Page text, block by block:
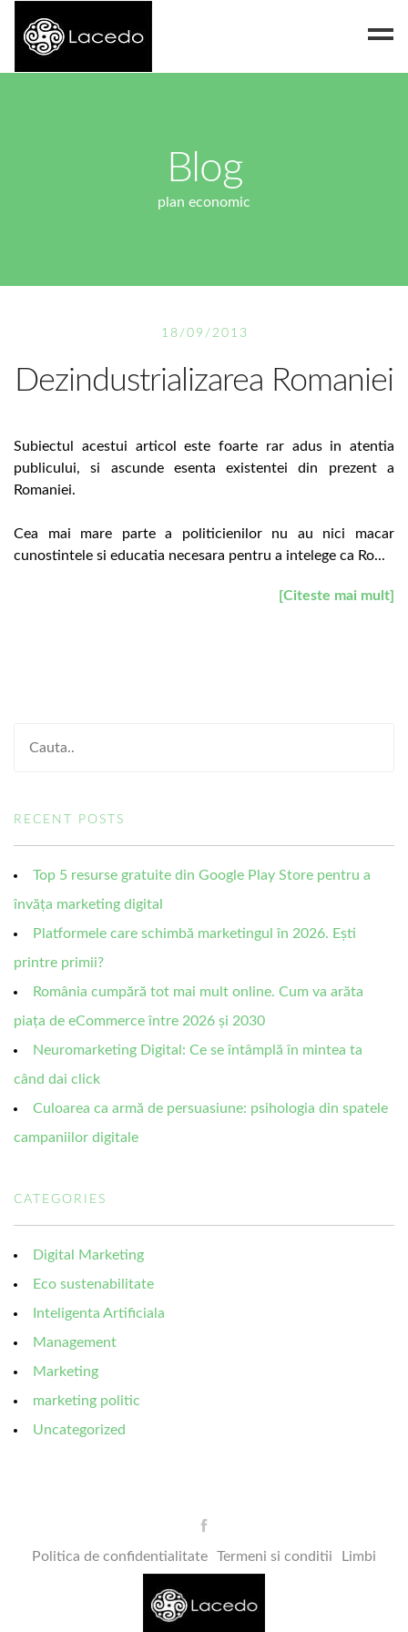
Blog
plan economic
18/09/2013
Dezindustrializarea Romaniei
Subiectul acestui articol este foarte rar adus in atentia
publicului, si ascunde esenta existentei din prezent a
Romaniei.
Cea mai mare parte a politicienilor nu au nici macar
cunostintele si educatia necesara pentru a intelege ca Ro...
[Citeste mai mult]
RECENT POSTS
Top 5 resurse gratuite din Google Play Store pentru a
învăța marketing digital
Platformele care schimbă marketingul în 2026. Ești
printre primii?
România cumpără tot mai mult online. Cum va arăta
piața de eCommerce între 2026 și 2030
Neuromarketing Digital: Ce se întâmplă în mintea ta
când dai click
Culoarea ca armă de persuasiune: psihologia din spatele
campaniilor digitale
CATEGORIES
Digital Marketing
Eco sustenabilitate
Inteligenta Artificiala
Management
Marketing
marketing politic
Uncategorized
Politica de confidentialitate Termeni si conditii Limbi